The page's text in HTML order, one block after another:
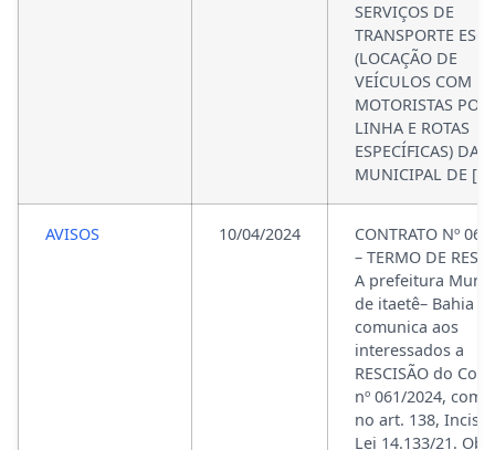
SERVIÇOS DE
TRANSPORTE
(LOCAÇÃO DE
VEÍCULOS COM
MOTORISTAS POR
LINHA E ROTAS
ESPECÍFICAS) DA
MUNICIPAL DE […]
AVISOS 10/04/2024
CONTRATO Nº
– TERMO DE
A prefeitura
de itaetê– Bahia
comunica aos
interessados a
RESCISÃO do
nº 061/2024, com
no art. 138, Inciso
Lei 14.133/21.